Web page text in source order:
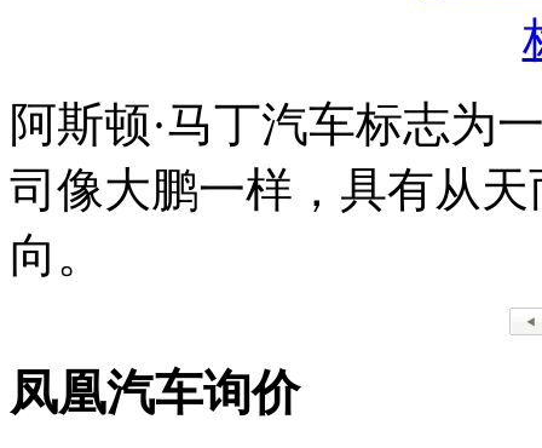
阿斯顿·马丁汽车标志为
司像大鹏一样，具有从
向。
凤凰汽车询价